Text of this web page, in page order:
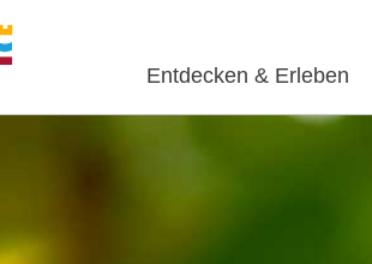
Entdecken & Erleben